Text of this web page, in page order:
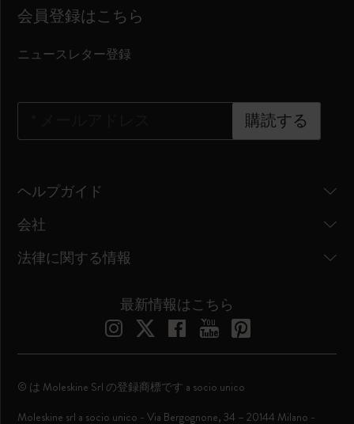
会員登録はこちら
ニュースレター登録
購読する
ヘルプガイド
会社
法律に関する情報
最新情報はこちら
© は Moleskine Srl の登録商標です a socio unico
Moleskine srl a socio unico - Via Bergognone, 34 – 20144 Milano -